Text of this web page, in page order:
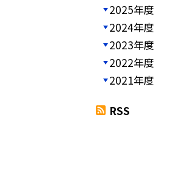
2025年度
2024年度
2023年度
2022年度
2021年度
RSS